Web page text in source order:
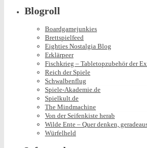
Blogroll
Boardgamejunkies
Brettspielfeed
Eighties Nostalgia Blog
Erklärpeer
Fischkrieg – Tabletopzubehör der
Reich der Spiele
Schwalbenflug
Spiele-Akademie.de
Spielkult.de
The Mindmachine
Von der Seifenkiste herab
Wilde Ente – Quer denken,
Würfelheld